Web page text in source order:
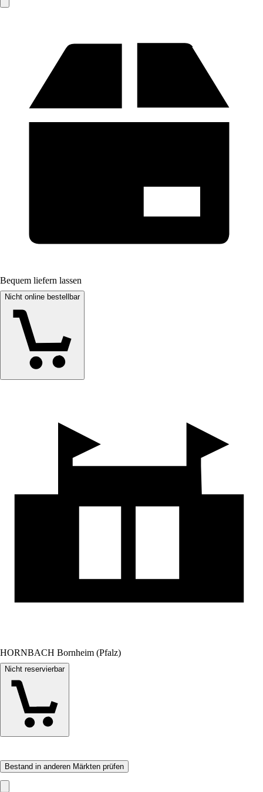
Bequem liefern lassen
Nicht online bestellbar
HORNBACH Bornheim (Pfalz)
Nicht reservierbar
Bestand in anderen Märkten prüfen